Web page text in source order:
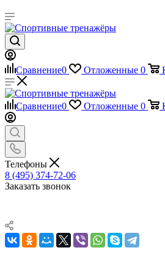
Сравнение0 Отложенные 0
Сравнение0 Отложенные 0
Телефоны
8 (495) 374-72-06
Заказать звонок